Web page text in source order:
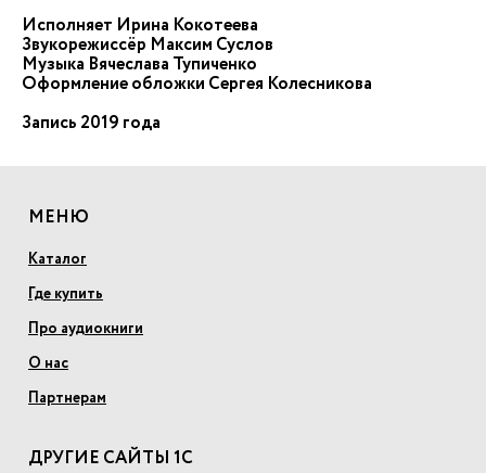
Исполняет Ирина Кокотеева
Звукорежиссёр Максим Суслов
Музыка Вячеслава Тупиченко
Оформление обложки Сергея Колесникова
Запись 2019 года
МЕНЮ
Каталог
Где купить
Про аудиокниги
О нас
Партнерам
ДРУГИЕ САЙТЫ 1С